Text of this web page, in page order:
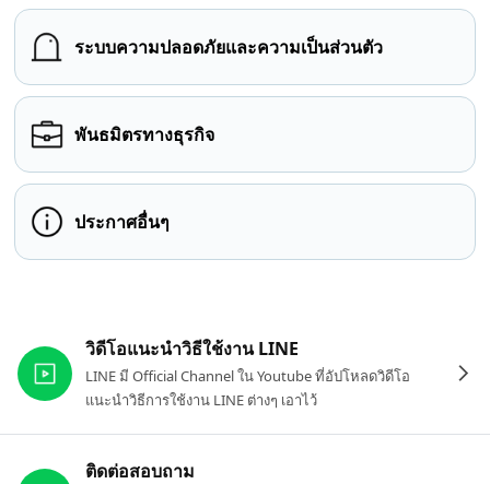
ระบบความปลอดภัยและความเป็นส่วนตัว
พันธมิตรทางธุรกิจ
ประกาศอื่นๆ
วิดีโอแนะนำวิธีใช้งาน LINE
LINE มี Official Channel ใน Youtube ที่อัปโหลดวิดีโอ
แนะนำวิธีการใช้งาน LINE ต่างๆ เอาไว้
ติดต่อสอบถาม